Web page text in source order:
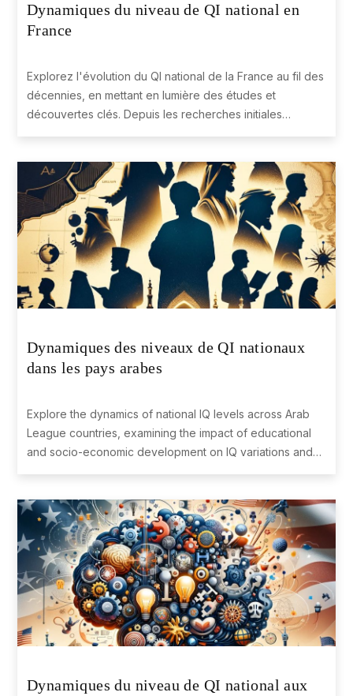
31
32 Ireland
33 Armenia 98.67
34 Finland 98.63
35 Poland 98.56
36 United Kingdom
37 Croatia 98.38
38 Malaysia 98.33
39
Bosnia and
Herzegovina
98.23
40 Malta 98.21
Dynamiques du niveau de QI national en
France
Explorez l'évolution du QI national de la France au fil des
décennies, en mettant en lumière des études et
découvertes clés. Depuis les recherches initiales
positions actuelles des scores d'intelligence français.
Dynamiques des niveaux de QI nationaux
dans les pays arabes
Explore the dynamics of national IQ levels across Arab
League countries, examining the impact of educational
and socio-economic development on IQ variations and
Dynamiques du niveau de QI national aux